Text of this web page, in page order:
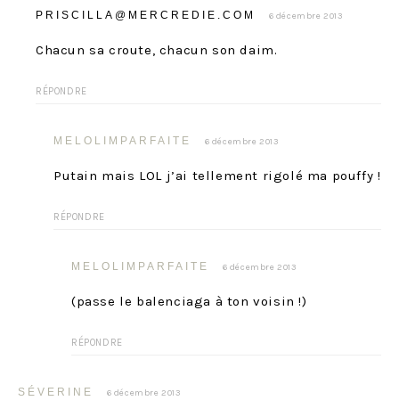
PRISCILLA@MERCREDIE.COM 6 décembre 2013
Chacun sa croute, chacun son daim.
RÉPONDRE
MELOLIMPARFAITE 6 décembre 2013
Putain mais LOL j’ai tellement rigolé ma pouffy !
RÉPONDRE
MELOLIMPARFAITE 6 décembre 2013
(passe le balenciaga à ton voisin !)
RÉPONDRE
SÉVERINE 6 décembre 2013